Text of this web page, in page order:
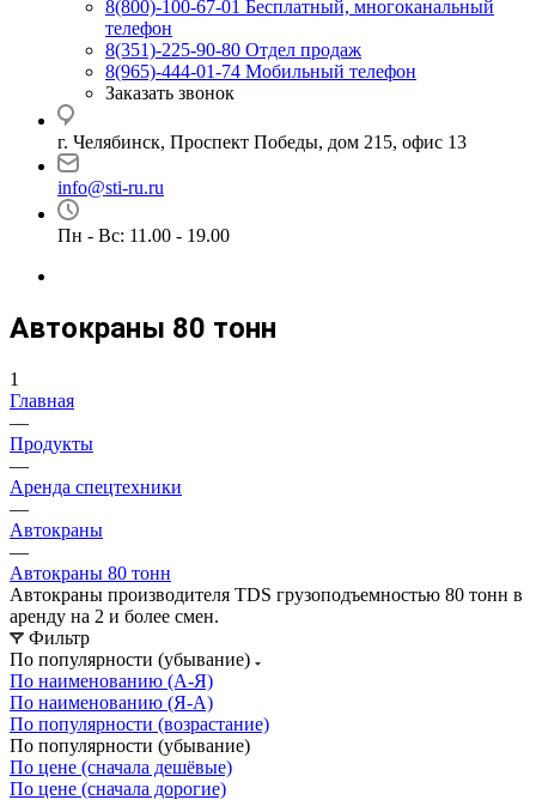
8(800)-100-67-01 Бесплатный, многоканальный
телефон
8(351)-225-90-80 Отдел продаж
8(965)-444-01-74 Мобильный телефон
Заказать звонок
г. Челябинск, Проспект Победы, дом 215, офис 13
info@sti-ru.ru
Пн - Вс: 11.00 - 19.00
Автокраны 80 тонн
1
Главная
—
Продукты
—
Аренда спецтехники
—
Автокраны
—
Автокраны 80 тонн
Автокраны производителя TDS грузоподъемностью 80 тонн в
аренду на 2 и более смен.
Фильтр
По популярности (убывание)
По наименованию (А-Я)
По наименованию (Я-А)
По популярности (возрастание)
По популярности (убывание)
По цене (сначала дешёвые)
По цене (сначала дорогие)